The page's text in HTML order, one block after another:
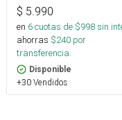
$ 5.990
en 6cuotas de $998sin
ahorras $240 por
transferencia.
Disponible
+30 Vendidos